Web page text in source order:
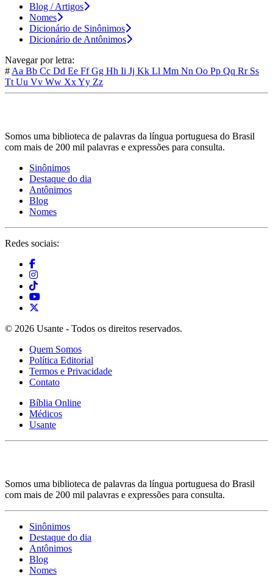
Blog / Artigos
Nomes
Dicionário de Sinônimos
Dicionário de Antônimos
Navegar por letra:
# Aa Bb Cc Dd Ee FfGg Hh Ii Jj Kk Ll Mm Nn Oo Pp Qq Rr Ss
Tt Uu Vv Ww XxYy Zz
Somos uma biblioteca de palavras da língua portuguesa do Brasil
com mais de 200 mil palavras e expressões para consulta.
Sinônimos
Destaque do dia
Antônimos
Blog
Nomes
Redes sociais:
© 2026 Usante - Todos os direitos reservados.
Quem Somos
Política Editorial
Termos e Privacidade
Contato
Bíblia Online
Médicos
Usante
Somos uma biblioteca de palavras da língua portuguesa do Brasil
com mais de 200 mil palavras e expressões para consulta.
Sinônimos
Destaque do dia
Antônimos
Blog
Nomes